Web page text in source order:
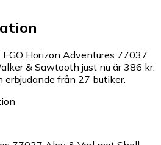
Horizon Adventures 77037
& Sawtooth just nu är 386 kr.
erbjudande från 27 butiker.